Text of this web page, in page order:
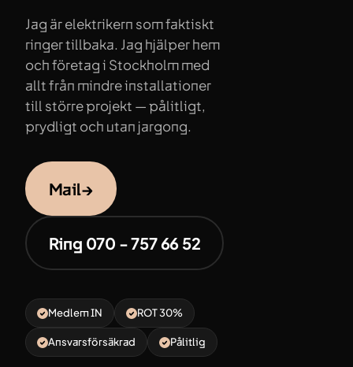
Jag är elektrikern som faktiskt
ringer tillbaka. Jag hjälper hem
och företag i Stockholm med
allt från mindre installationer
till större projekt — pålitligt,
prydligt och utan jargong.
Mail→
Ring 070 - 757 66 52
Medlem IN ROT 30%
Ansvarsförsäkrad Pålitlig